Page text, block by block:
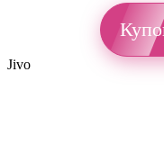
Jivo